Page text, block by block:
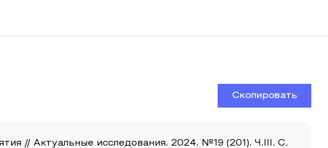
Скопировать
// Актуальные исследования. 2024. №19 (201). Ч.III. С.